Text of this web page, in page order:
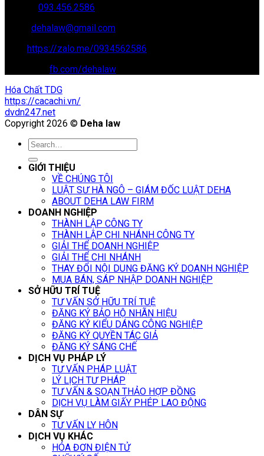
093.456.2586
dehalaw@gmail.com
https://zalo.me/0934562586
fb.com/dehalaw
Hóa Chất TDG
https://cacachi.vn/
dvdn247.net
Copyright 2026 © Deha law
GIỚI THIỆU
VỀ CHÚNG TÔI
LUẬT SƯ HÀ NGÔ – GIÁM ĐỐC LUẬT DEHA
ABOUT DEHA LAW FIRM
DOANH NGHIỆP
THÀNH LẬP CÔNG TY
THÀNH LẬP CHI NHÁNH CÔNG TY
GIẢI THỂ DOANH NGHIỆP
GIẢI THỂ CHI NHÁNH
THAY ĐỔI NỘI DUNG ĐĂNG KÝ DOANH NGHIỆP
MUA BÁN, SÁP NHẬP DOANH NGHIỆP
SỞ HỮU TRÍ TUỆ
TƯ VẤN SỞ HỮU TRÍ TUỆ
ĐĂNG KÝ BẢO HỘ NHÃN HIỆU
ĐĂNG KÝ KIỂU DÁNG CÔNG NGHIỆP
ĐĂNG KÝ QUYỀN TÁC GIẢ
ĐĂNG KÝ SÁNG CHẾ
DỊCH VỤ PHÁP LÝ
TƯ VẤN PHÁP LUẬT
LÝ LỊCH TƯ PHÁP
TƯ VẤN & SOẠN THẢO HỢP ĐỒNG
DỊCH VỤ LÀM GIẤY PHÉP LAO ĐỘNG
DÂN SỰ
TƯ VẤN LY HÔN
DỊCH VỤ KHÁC
HÓA ĐƠN ĐIỆN TỬ